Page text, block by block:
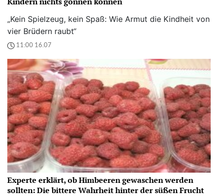
„Kein Spielzeug, kein Spaß: Wie Armut die Kindheit von
vier Brüdern raubt“
11:00 16.07
Experte erklärt, ob Himbeeren gewaschen werden
sollten: Die bittere Wahrheit hinter der süßen Frucht